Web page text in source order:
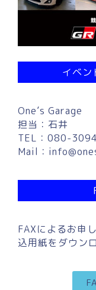
イベン
One’s Garage
担当：石井
TEL：080-
Mail：
FAXによるお申
込用紙をダウン